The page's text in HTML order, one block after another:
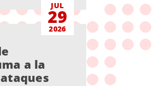
JUL
29
2026
a la